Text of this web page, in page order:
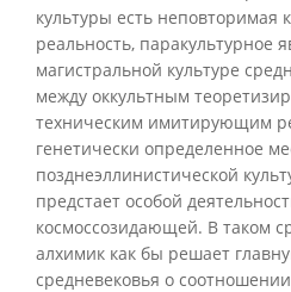
культуры есть неповторимая
реальность, паракультурное
магистральной культуре
между оккультным
техническим имитирующим
генетически определенное
позднеэллинистической
предстает особой
космоссозидающей. В таком
алхимик как бы решает
средневековья о